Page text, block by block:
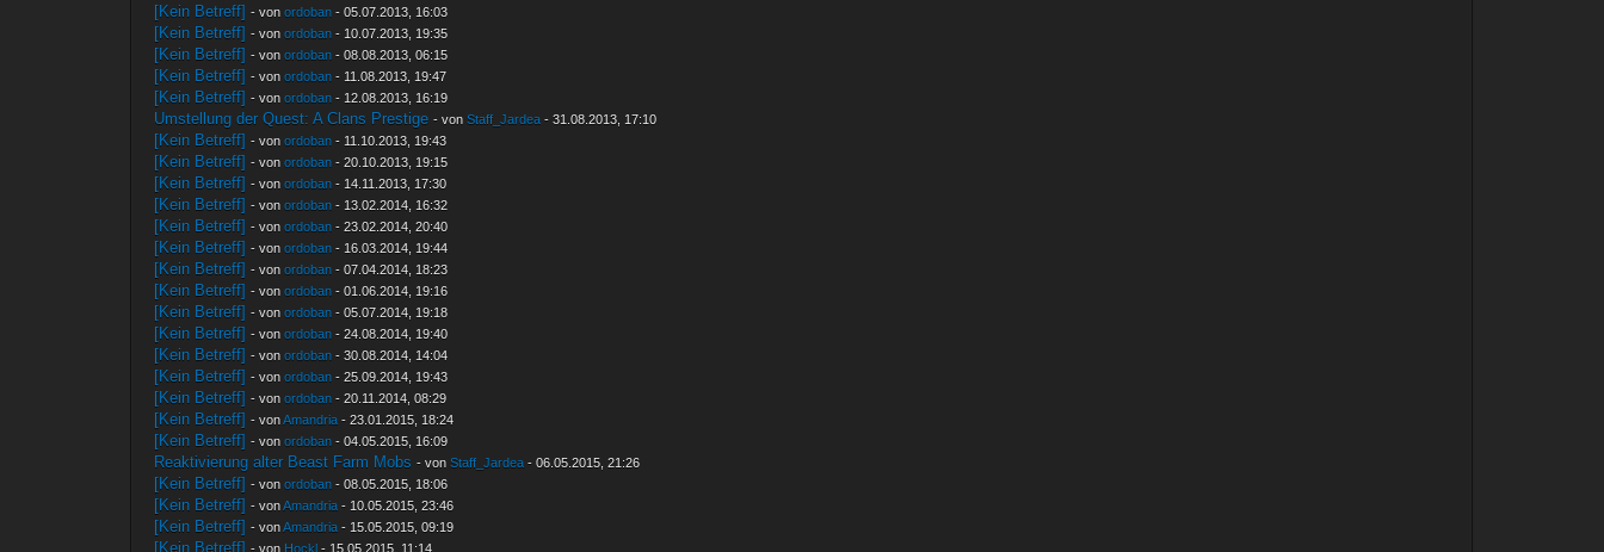
[Kein Betreff] - vonordoban - 05.07.2013, 16:03
[Kein Betreff] - vonordoban - 10.07.2013, 19:35
[Kein Betreff] - vonordoban - 08.08.2013, 06:15
[Kein Betreff] - vonordoban - 11.08.2013, 19:47
[Kein Betreff] - vonordoban - 12.08.2013, 16:19
Umstellung der Quest: A Clans Prestige - vonStaff_Jardea - 31.08.2013, 17:10
[Kein Betreff] - vonordoban - 11.10.2013, 19:43
[Kein Betreff] - vonordoban - 20.10.2013, 19:15
[Kein Betreff] - vonordoban - 14.11.2013, 17:30
[Kein Betreff] - vonordoban - 13.02.2014, 16:32
[Kein Betreff] - vonordoban - 23.02.2014, 20:40
[Kein Betreff] - vonordoban - 16.03.2014, 19:44
[Kein Betreff] - vonordoban - 07.04.2014, 18:23
[Kein Betreff] - vonordoban - 01.06.2014, 19:16
[Kein Betreff] - vonordoban - 05.07.2014, 19:18
[Kein Betreff] - vonordoban - 24.08.2014, 19:40
[Kein Betreff] - vonordoban - 30.08.2014, 14:04
[Kein Betreff] - vonordoban - 25.09.2014, 19:43
[Kein Betreff] - vonordoban - 20.11.2014, 08:29
[Kein Betreff] - vonAmandria - 23.01.2015, 18:24
[Kein Betreff] - vonordoban - 04.05.2015, 16:09
Reaktivierung alter Beast Farm Mobs - vonStaff_Jardea - 06.05.2015, 21:26
[Kein Betreff] - vonordoban - 08.05.2015, 18:06
[Kein Betreff] - vonAmandria - 10.05.2015, 23:46
[Kein Betreff] - vonAmandria - 15.05.2015, 09:19
[Kein Betreff] - von Hockl - 15.05.2015, 11:14